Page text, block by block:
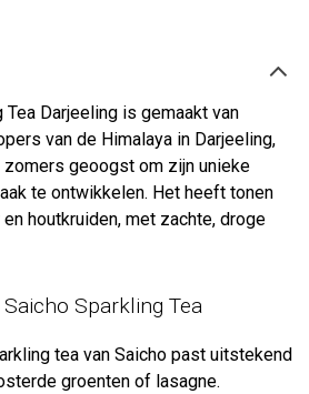
Tea Darjeeling is gemaakt van
van de Himalaya in Darjeeling,
zomers geoogst om zijn unieke
te ontwikkelen. Het heeft tonen
houtkruiden, met zachte, droge
Sparkling Tea
tea van Saicho past uitstekend
groenten of lasagne.